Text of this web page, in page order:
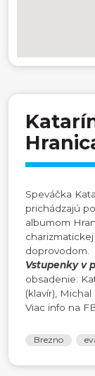
Speváčka
prichádzajú
albumom
doprovodom.
Vstupenky v
obsadenie:
(klavír),
Viac info na
Brezno